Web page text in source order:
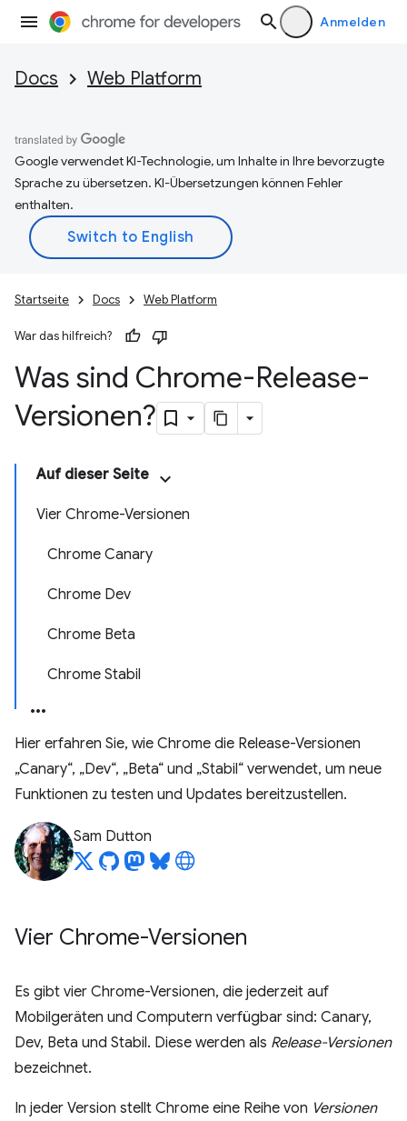
Anmelden
Docs Web Platform
Google verwendet KI-Technologie, um Inhalte in Ihre bevorzugte
Sprache zu übersetzen. KI-Übersetzungen können Fehler
enthalten.
Startseite Docs Web Platform
War das hilfreich?
Was sind Chrome-Release-
Versionen?
Auf dieser Seite
Vier Chrome-Versionen
Chrome Canary
Chrome Dev
Chrome Beta
Chrome Stabil
Hier erfahren Sie, wie Chrome die Release-Versionen
„Canary“, „Dev“, „Beta“ und „Stabil“ verwendet, um neue
Funktionen zu testen und Updates bereitzustellen.
Sam Dutton
Vier Chrome-Versionen
Es gibt vier Chrome-Versionen, die jederzeit auf
Mobilgeräten und Computern verfügbar sind: Canary,
Dev, Beta und Stabil. Diese werden als Release-Versionen
bezeichnet.
In jeder Version stellt Chrome eine Reihe von Versionen